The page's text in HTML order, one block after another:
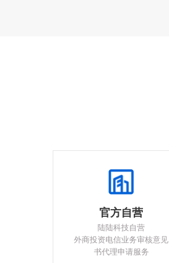
官方自营
陆陆科技自营
外商投资电信业务审核意见
书代理申请服务